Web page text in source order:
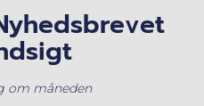
om måneden